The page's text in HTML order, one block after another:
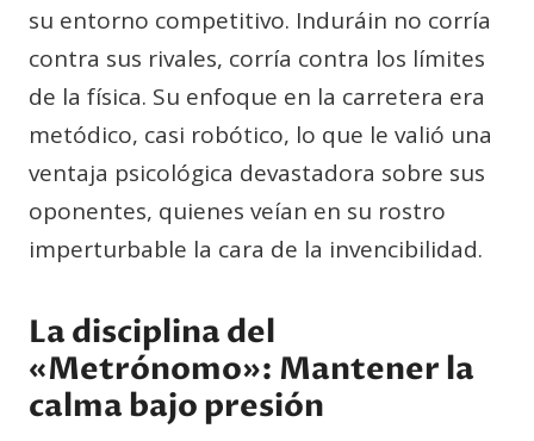
su entorno competitivo. Induráin no corría
contra sus rivales, corría contra los límites
de la física. Su enfoque en la carretera era
metódico, casi robótico, lo que le valió una
ventaja psicológica devastadora sobre sus
oponentes, quienes veían en su rostro
imperturbable la cara de la invencibilidad.
La disciplina del
«Metrónomo»: Mantener la
calma bajo presión